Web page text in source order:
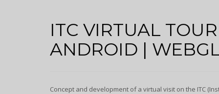
ITC VIRTUAL
ANDROID |
Concept and development of a virtual visit on the ITC